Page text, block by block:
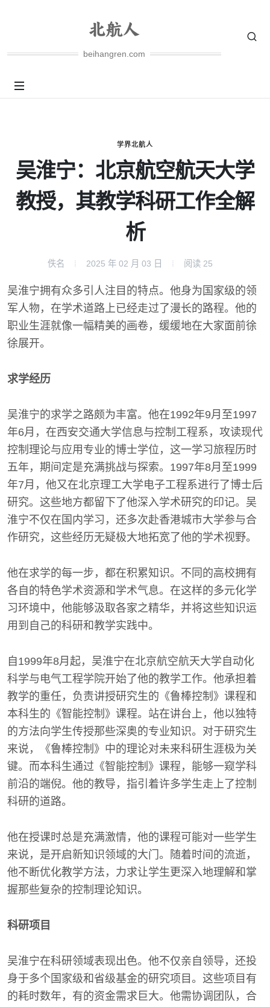
beihangren.com
学界北航人
吴淮宁：北京航空航天大学
教授，其教学科研工作全解
析
佚名 2025 年 02 月 03 日 阅读 25
吴淮宁拥有众多引人注目的特点。他身为国家级的领
军人物，在学术道路上已经走过了漫长的路程。他的
职业生涯就像一幅精美的画卷，缓缓地在大家面前徐
徐展开。
求学经历
吴淮宁的求学之路颇为丰富。他在1992年9月至1997
年6月，在西安交通大学信息与控制工程系，攻读现代
控制理论与应用专业的博士学位，这一学习旅程历时
五年，期间定是充满挑战与探索。1997年8月至1999
年7月，他又在北京理工大学电子工程系进行了博士后
研究。这些地方都留下了他深入学术研究的印记。吴
淮宁不仅在国内学习，还多次赴香港城市大学参与合
作研究，这些经历无疑极大地拓宽了他的学术视野。
他在求学的每一步，都在积累知识。不同的高校拥有
各自的特色学术资源和学术气息。在这样的多元化学
习环境中，他能够汲取各家之精华，并将这些知识运
用到自己的科研和教学实践中。
自1999年8月起，吴淮宁在北京航空航天大学自动化
科学与电气工程学院开始了他的教学工作。他承担着
教学的重任，负责讲授研究生的《鲁棒控制》课程和
本科生的《智能控制》课程。站在讲台上，他以独特
的方法向学生传授那些深奥的专业知识。对于研究生
来说，《鲁棒控制》中的理论对未来科研生涯极为关
键。而本科生通过《智能控制》课程，能够一窥学科
前沿的端倪。他的教导，指引着许多学生走上了控制
科研的道路。
他在授课时总是充满激情，他的课程可能对一些学生
来说，是开启新知识领域的大门。随着时间的流逝，
他不断优化教学方法，力求让学生更深入地理解和掌
握那些复杂的控制理论知识。
科研项目
吴淮宁在科研领域表现出色。他不仅亲自领导，还投
身于多个国家级和省级基金的研究项目。这些项目有
的耗时数年，有的资金需求巨大。他需协调团队，合